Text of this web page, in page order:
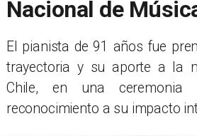
Nacional de
​El pianista de 91 años fue
trayectoria y su aporte a la
Chile, en una ceremonia
reconocimiento a su impacto